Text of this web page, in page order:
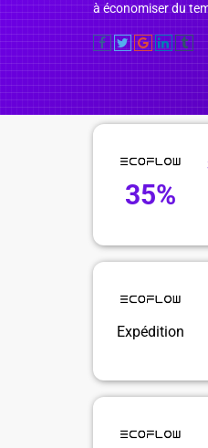
à économiser du
35%
Expédition